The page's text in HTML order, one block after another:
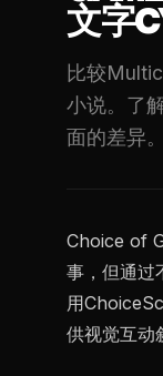
文字
比较
小说。了
面的差异。
Choice of
事，但通过
用
供视觉互动